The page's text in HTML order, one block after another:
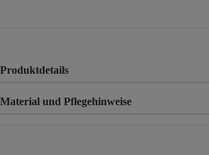
Produktdetails
Material und Pflegehinweise